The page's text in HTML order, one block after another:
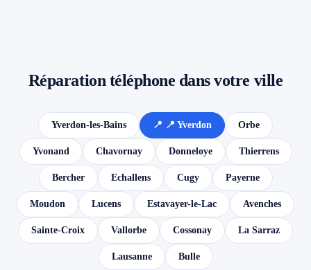
Réparation téléphone dans votre ville
Yverdon-les-Bains 📍 📍 Yverdon Orbe
Yvonand Chavornay Donneloye Thierrens
Bercher Echallens Cugy Payerne
Moudon Lucens Estavayer-le-Lac Avenches
Sainte-Croix Vallorbe Cossonay La Sarraz
Lausanne Bulle